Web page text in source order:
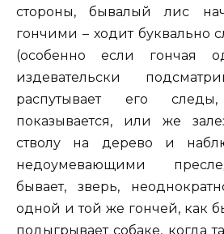
стороны, бывалый лис
гончими – ходит буквально
(особенно если гончая
издевательски
распутывает его
показывается, или же
стволу на дерево и
недоумевающими
бывает, зверь,
одной и той же гончей, как
подыгрывает собаке, когда